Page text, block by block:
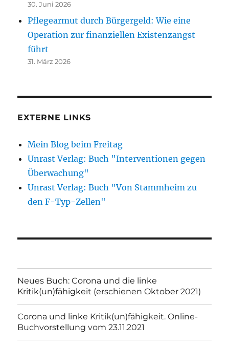
30. Juni 2026
Pflegearmut durch Bürgergeld: Wie eine
Operation zur finanziellen Existenzangst
führt
31. März 2026
EXTERNE LINKS
Mein Blog beim Freitag
Unrast Verlag: Buch "Interventionen gegen
Überwachung"
Unrast Verlag: Buch "Von Stammheim zu
den F-Typ-Zellen"
Neues Buch: Corona und die linke
Kritik(un)fähigkeit (erschienen Oktober 2021)
Corona und linke Kritik(un)fähigkeit. Online-
Buchvorstellung vom 23.11.2021